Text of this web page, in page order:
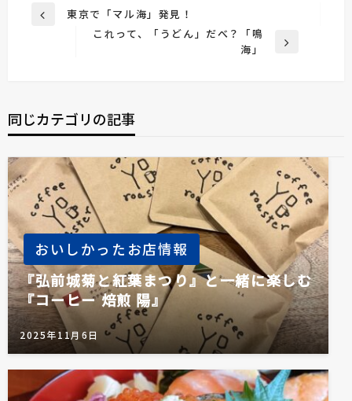
投
ー
ョ
ン
前
東京で「マル海」発見！
これって、「うどん」だべ？「鳴
海」
同じカテゴリの記事
おいしかったお店情報
『弘前城菊と紅葉まつり』と一緒に楽しむ
『コーヒー 焙煎 陽』
2025年11月6日